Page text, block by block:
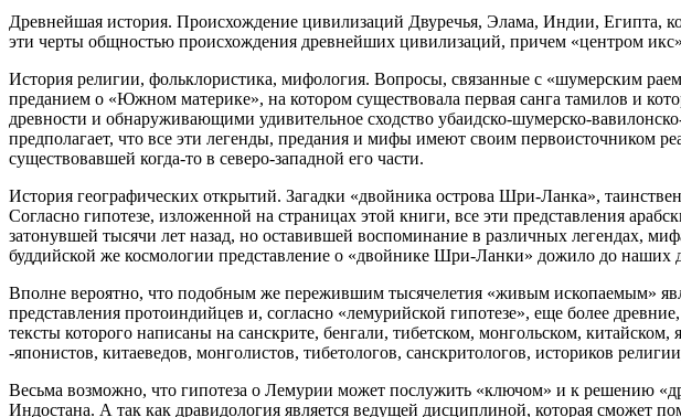
Древнейшая история. Происхождение цивилизаций Двуречья, Элама, Индии, Египта,
эти черты общностью происхождения древнейших цивилизаций, причем «центром
История религии, фольклористика, мифология. Вопросы, связанные с «шумерским
преданием о «Южном материке», на котором существовала первая санга тамилов и
древности и обнаруживающими удивительное сходство убаидско-шумерско-
предполагает, что все эти легенды, предания и мифы имеют своим первоисточником
существовавшей когда-то в северо-западной его части.
История географических открытий. Загадки «двойника острова Шри-Ланка»,
Согласно гипотезе, изложенной на страницах этой книги, все эти представления
затонувшей тысячи лет назад, но оставившей воспоминание в различных легендах,
буддийской же космологии представление о «двойнике Шри-Ланки» дожило до наших
Вполне вероятно, что подобным же пережившим тысячелетия «живым ископаемым»
представления протоиндийцев и, согласно «лемурийской гипотезе», еще более
тексты которого написаны на санскрите, бенгали, тибетском, монгольском,
-японистов, китаеведов, монголистов, тибетологов, санскритологов, историков
Весьма возможно, что гипотеза о Лемурии может послужить «ключом» и к решению
Индостана. А так как дравидология является ведущей дисциплиной, которая сможет